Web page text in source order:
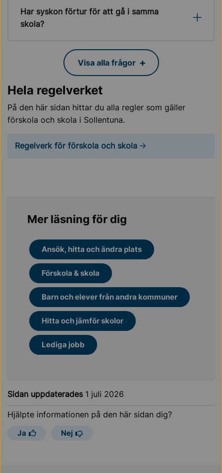
Har syskon förtur för att gå i samma
skola?
Visa alla frågor
Hela regelverket
På den här sidan hittar du alla regler som gäller
förskola och skola i Sollentuna.
Regelverk för förskola och skola
Mer läsning för dig
Ansök, hitta och ändra plats
Förskola & skola
Barn och elever från andra kommuner
Hitta och jämför skolor
Lediga jobb
Sidan uppdaterades 1 juli 2026
Hjälpte informationen på den här sidan dig?
Ja Nej